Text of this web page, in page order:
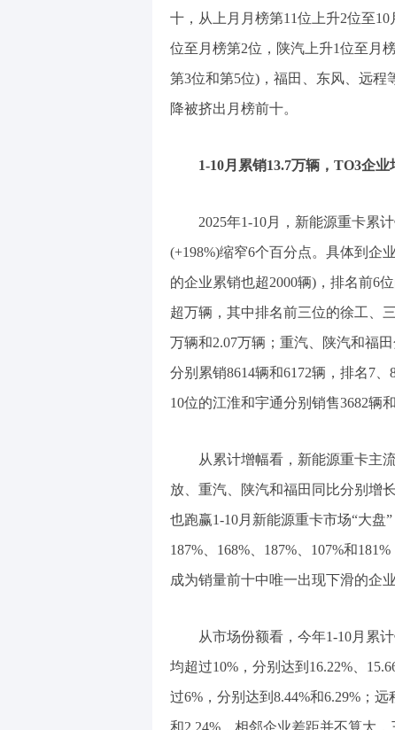
十，从上月月榜第11位上升2位至
位至月榜第2位，陕汽上升1位至月
第3位和第5位)，福田、东风、远
降被挤出月榜前十。
1-10月累销13.7万辆，TO3企
2025年1-10月，新能源重卡累
(+198%)缩窄6个百分点。具体到企
的企业累销也超2000辆)，排名前6
超万辆，其中排名前三位的徐工、
万辆和2.07万辆；重汽、陕汽和福
分别累销8614辆和6172辆，排名7
10位的江淮和宇通分别销售3682辆和
从累计增幅看，新能源重卡主
放、重汽、陕汽和福田同比分别增
也跑赢1-10月新能源重卡市场“大
187%、168%、187%、107%和
成为销量前十中唯一出现下滑的企业
从市场份额看，今年1-10月累
均超过10%，分别达到16.22%、
过6%，分别达到8.44%和6.29%；
和2.24%，相邻企业差距并不算大